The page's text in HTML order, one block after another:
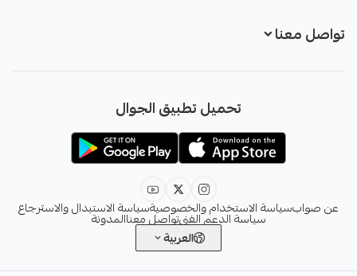
تواصل معنا
info@sawab.app
تحميل تطبيق الجوال
عن صوابسياسة الاستخدام والخصوصيةسياسة الاستبدال والاسترجاع
سياسة الدعم الفنيتواصل معناالمدونة
العربية